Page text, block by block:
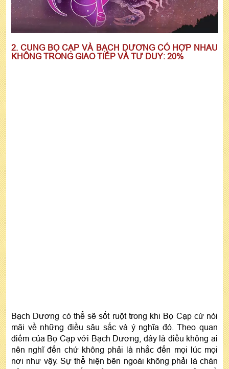
2. CUNG BỌ CẠP VÀ BẠCH DƯƠNG CÓ HỢP NHAU
KHÔNG TRONG GIAO TIẾP VÀ TƯ DUY: 20%
Bạch Dương có thể sẽ sốt ruột trong khi Bọ Cạp cứ nói
mãi về những điều sâu sắc và ý nghĩa đó. Theo quan
điểm của Bọ Cạp với Bạch Dương, đây là điều không ai
nên nghĩ đến chứ không phải là nhắc đến mọi lúc mọi
nơi như vậy. Sự thể hiện bên ngoài không phải là chán